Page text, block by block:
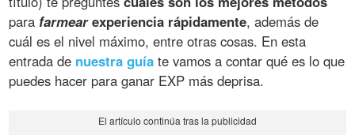
para farmearexperiencia rápidamente, además de
cuál es el nivel máximo, entre otras cosas. En esta
entrada de nuestra guía te vamos a contar qué es lo que
puedes hacer para ganar EXP más deprisa.